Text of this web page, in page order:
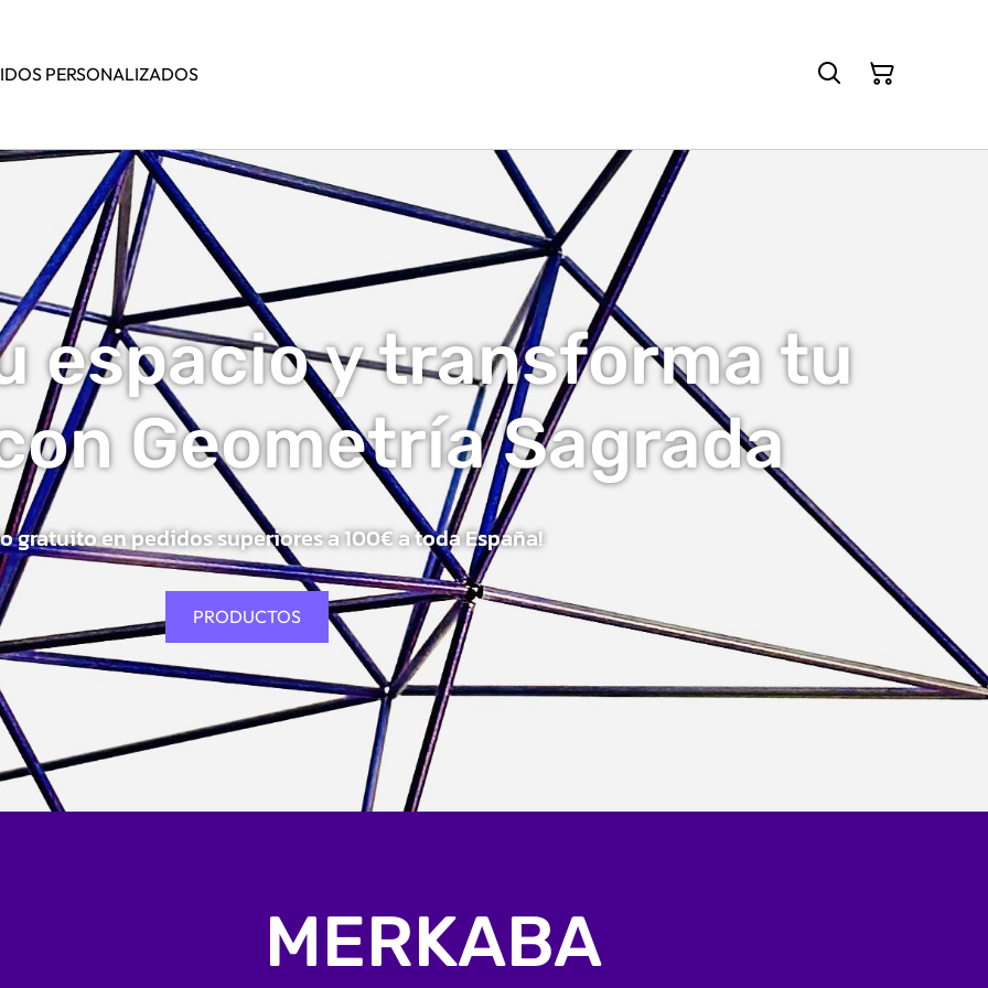
PERSONALIZADOS
espacio y transforma tu
Geometría Sagrada
gratuito en pedidos superiores a 100€ a toda España!
PRODUCTOS
MERKABA